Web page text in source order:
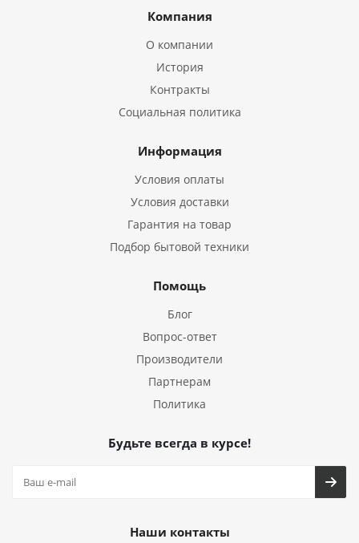
Компания
О компании
История
Контракты
Социальная политика
Информация
Условия оплаты
Условия доставки
Гарантия на товар
Подбор бытовой техники
Помощь
Блог
Вопрос-ответ
Производители
Партнерам
Политика
Будьте всегда в курсе!
Наши контакты